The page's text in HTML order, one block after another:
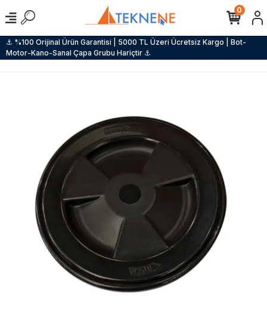
⚓ %100 Orijinal Ürün Garantisi | 5000 TL Üzeri Ücretsiz Kargo | Bot-
Motor-Kano-Sanal Çapa Grubu Hariçtir ⚓
0